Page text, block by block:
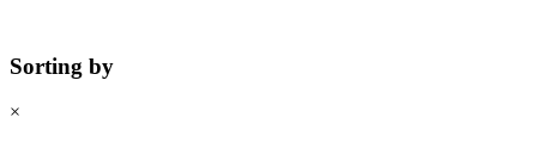
Sorting by
×